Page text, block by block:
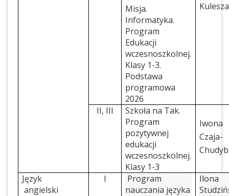
Misja.
Informatyka.
Program
Edukacji
wczesnoszkolnej.
Klasy 1-3.
Podstawa
programowa
2026
Kulesza
II, III
Szkoła na Tak.
Program
pozytywnej
edukacji
wczesnoszkolnej.
Klasy 1-3
Iwona
Czaja-
Język
angielski
I
Program
nauczania języka
Ilona